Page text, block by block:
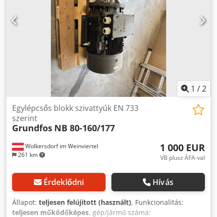
1 /2
Wolkersdorf im Weinviertel
261 km
Egylépcsős blokk szivattyúk EN 733
szerint
Grundfos NB 80-160/177
1 000 EUR
VB plusz ÁFA-val
Érdeklődni Hívás
Állapot: teljesen felújított (használt), Funkcionalitás:
teljesen működőképes, gép/jármű száma: